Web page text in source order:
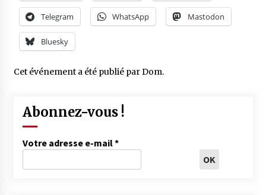
Telegram WhatsApp Mastodon
Bluesky
Cet événement a été publié par Dom.
Abonnez-vous !
Votre adresse e-mail*